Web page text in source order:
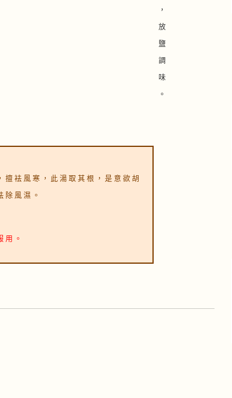
，
放
鹽
調
味
。
擅 袪 風 寒 ， 此 湯 取 其 根 ， 是 意 欲 胡
除 風 濕 。
用 。